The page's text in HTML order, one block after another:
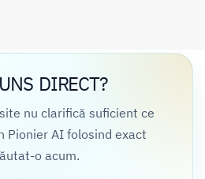
DIRECT?
nu clarifică suficient ce
Pionier AI folosind exact
o acum.